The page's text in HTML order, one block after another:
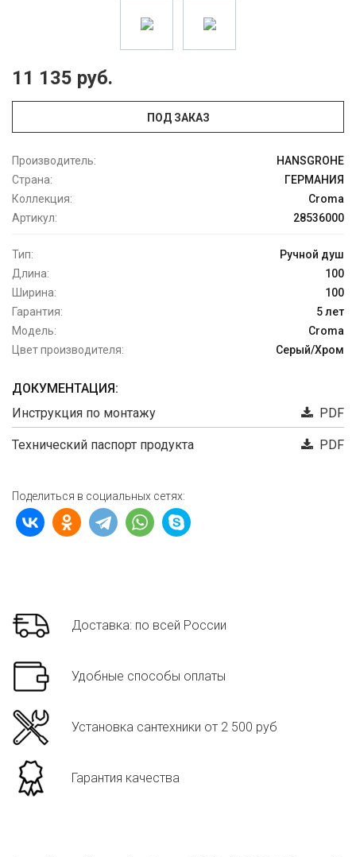
11 135 руб.
ПОД ЗАКАЗ
Производитель:
HANSGROHE
Страна:
ГЕРМАНИЯ
Коллекция:
Croma
Артикул:
28536000
Тип:
Ручной душ
Длина:
100
Ширина:
100
Гарантия:
5 лет
Модель:
Croma
Цвет производителя:
Серый/Хром
ДОКУМЕНТАЦИЯ:
Инструкция по монтажу
PDF
Технический паспорт продукта PDF
Поделиться в социальных сетях:
Доставка: по всей России
Удобные способы оплаты
Установка сантехники от 2 500 руб
Гарантия качества